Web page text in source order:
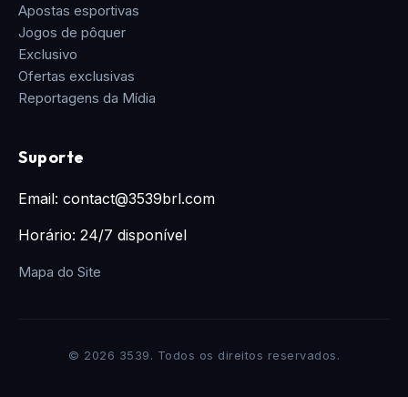
Apostas esportivas
Jogos de pôquer
Exclusivo
Ofertas exclusivas
Reportagens da Mídia
Suporte
Email: contact@3539brl.com
Horário: 24/7 disponível
Mapa do Site
© 2026 3539. Todos os direitos reservados.